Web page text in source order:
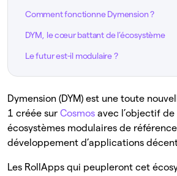
Comment fonctionne Dymension ?
DYM, le cœur battant de l’écosystème
Le futur est-il modulaire ?
Dymension (DYM) est une toute
1 créée sur Cosmos avec l’objectif de
écosystèmes modulaires de
développement d’applications
Les RollApps qui peupleront cet